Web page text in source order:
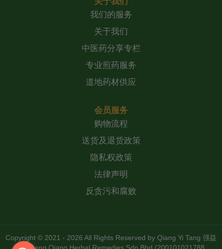
我们的服务
关于我们
中医药分享专栏
专业煎药服务
道地药材供应
会员服务
购物流程
送货及退货政策
隐私权政策
法律声明
反贪污和腐败
Copyright © 2021 - 2026 All Rights Reserved by Qiang Yi Tang 强益